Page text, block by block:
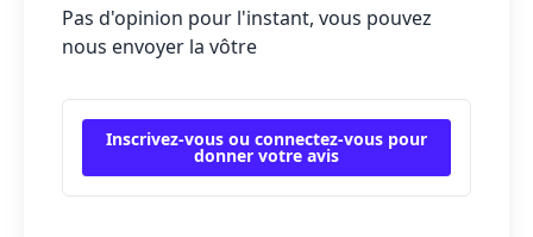
Pas d'opinion pour l'instant, vous pouvez
nous envoyer la vôtre
Inscrivez-vous ou connectez-vous pour
donner votre avis